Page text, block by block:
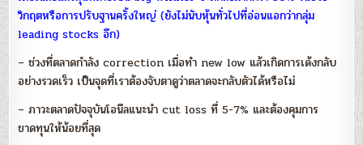
วิกฤตหรือการปรับฐานครั้งใหญ่ (ยังไม่นับหุ้นทั่วไปที่อ่อนแอกว่ากลุ่ม
leading stocks อีก)
– ช่วงที่ตลาดกำลัง correction เมื่อทำ new low แล้วเกิดการเด้งกลับ
อย่างรวดเร็ว เป็นจุดที่เราต้องจับตาดูว่าตลาดจะกลับตัวได้หรือไม่
– ภาวะตลาดปัจจุบันโอนีลแนะนำ cut loss ที่ 5-7% และต้องคุมการ
ขาดทุนให้น้อยที่สุด